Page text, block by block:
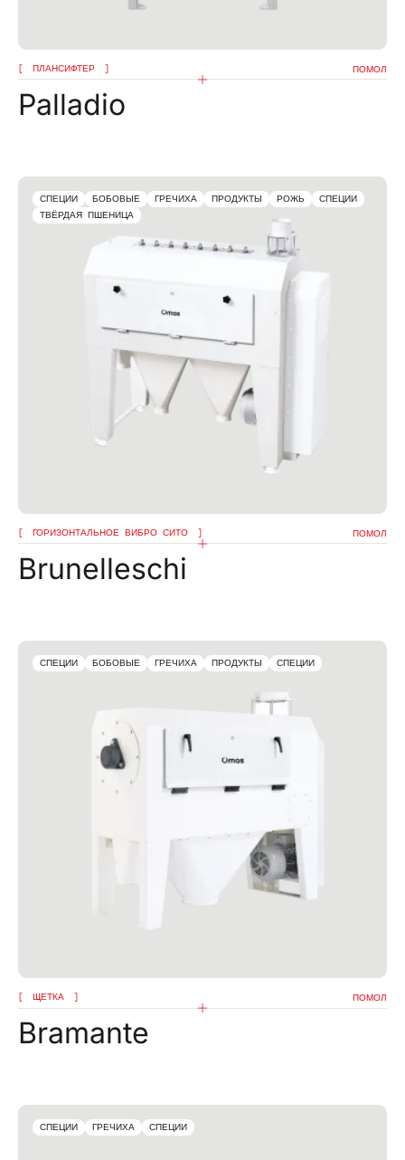
ПЛАНСИФТЕР ПОМОЛ
Palladio
СПЕЦИИ БОБОВЫЕ ГРЕЧИХА ПРОДУКТЫ РОЖЬ
СПЕЦИИ
ТВЁРДАЯ ПШЕНИЦА
ГОРИЗОНТАЛЬНОЕ ВИБРО СИТО ПОМОЛ
Brunelleschi
СПЕЦИИ БОБОВЫЕ ГРЕЧИХА ПРОДУКТЫ СПЕЦИИ
ЩЕТКА ПОМОЛ
Bramante
СПЕЦИИ ГРЕЧИХА СПЕЦИИ